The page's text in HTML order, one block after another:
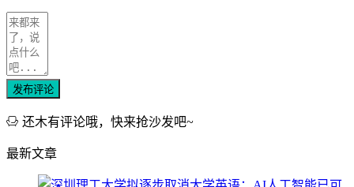
发布评论
还木有评论哦，快来抢沙发吧~
最新文章